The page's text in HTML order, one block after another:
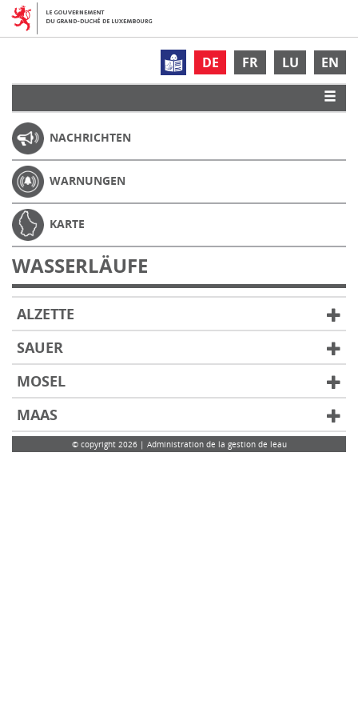
DE FR LU EN
NACHRICHTEN
WARNUNGEN
KARTE
WASSERLÄUFE
ALZETTE
SAUER
MOSEL
MAAS
© copyright 2026 | Administration de la gestion de leau